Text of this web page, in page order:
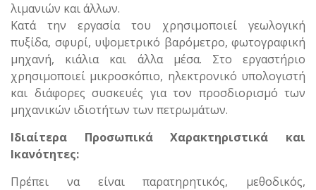
λιμανιών και άλλων.
Κατά την εργασία του χρησιμοποιεί γεωλογική
πυξίδα, σφυρί, υψομετρικό βαρόμετρο, φωτογραφική
μηχανή, κιάλια και άλλα μέσα. Στο εργαστήριο
χρησιμοποιεί μικροσκόπιο, ηλεκτρονικό υπολογιστή
και διάφορες συσκευές για τον προσδιορισμό των
μηχανικών ιδιοτήτων των πετρωμάτων.
Ιδιαίτερα Προσωπικά Χαρακτηριστικά και
Ικανότητες:
Πρέπει να είναι παρατηρητικός, μεθοδικός,